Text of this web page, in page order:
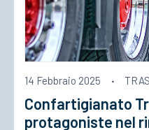
14 Febbraio 2025 ·
Confartigianato
protagoniste nel